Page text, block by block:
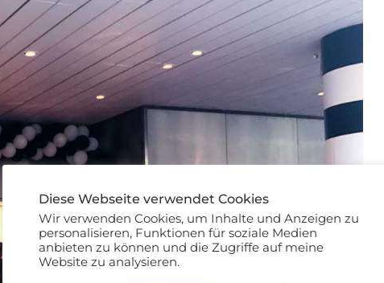
Diese Webseite verwendet Cookies
Wir verwenden Cookies, um Inhalte und Anzeigen zu
personalisieren, Funktionen für soziale Medien
anbieten zu können und die Zugriffe auf meine
Website zu analysieren.